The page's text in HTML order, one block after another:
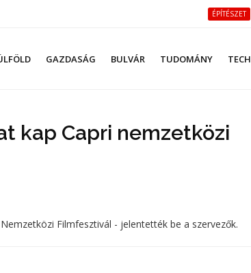
ÉPÍTÉSZET
GAZDASÁG BULVÁR TUDOMÁNY TECH
kap Capri nemzetközi
Filmfesztivál - jelentették be a szervezők.